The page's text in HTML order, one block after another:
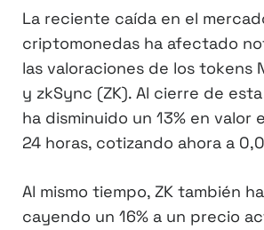
La reciente caída en el
criptomonedas ha afectado
las valoraciones de los tokens
y zkSync (ZK). Al cierre de
ha disminuido un 13% en valor
24 horas, cotizando ahora a
Al mismo tiempo, ZK también
cayendo un 16% a un precio